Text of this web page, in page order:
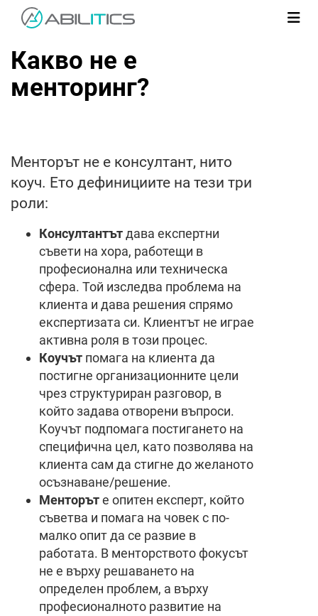
Какво не е
менторинг?
Менторът не е консултант, нито
коуч. Ето дефинициите на тези три
роли:
Консултантътдава експертни
съвети на хора, работещи в
професионална или техническа
сфера. Той изследва проблема на
клиента и дава решения спрямо
експертизата си. Клиентът не играе
активна роля в този процес.
Коучът помага на клиента да
постигне организационните цели
чрез структуриран разговор, в
който задава отворени въпроси.
Коучът подпомага постигането на
специфична цел, като позволява на
клиента сам да стигне до желаното
осъзнаване/решение.
Менторъте опитен експерт, който
съветва и помага на човек с по-
малко опит да се развие в
работата. В менторството фокусът
не е върху решаването на
определен проблем, а върху
професионалното развитие на